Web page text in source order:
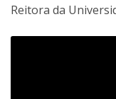
Reitora da